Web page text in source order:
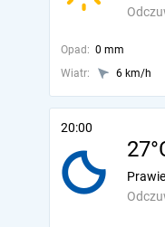
Opad: 0 mm
Wiatr:
6 km/h
20:00